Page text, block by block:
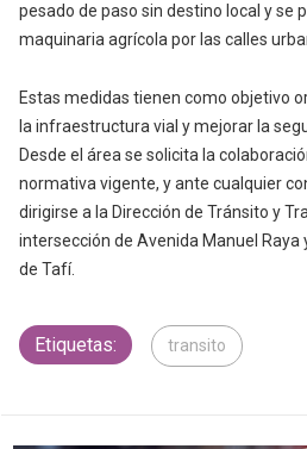
pesado de paso sin destino local y se
maquinaria agrícola por las calles
Estas medidas tienen como objetivo
la infraestructura vial y mejorar la
Desde el área se solicita la
normativa vigente, y ante cualquier
dirigirse a la Dirección de Tránsito y
intersección de Avenida Manuel Raya
de Tafí.
Etiquetas: transito